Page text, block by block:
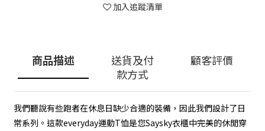
加入追蹤清單
商品描述
送貨及付
款方式
顧客評價
我們聽說有些跑者在休息日缺少合適的裝備，因此我們設計了日
常系列。這款everyday運動T恤是您Saysky衣櫃中完美的休閒穿